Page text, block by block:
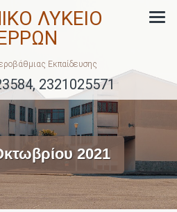
ΛΥΚΕΙΟ
Εκπαίδευσης
2321025571
2021